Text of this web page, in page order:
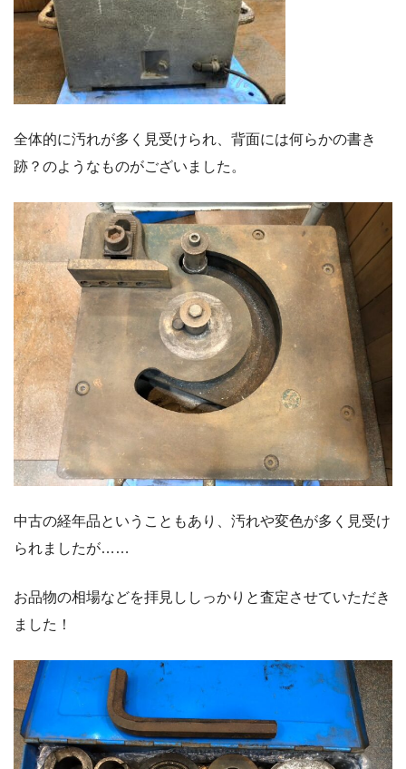
全体的に汚れが多く見受けられ、背面には何らかの書き
跡？のようなものがございました。
中古の経年品ということもあり、汚れや変色が多く見受け
られましたが……
お品物の相場などを拝見ししっかりと査定させていただき
ました！